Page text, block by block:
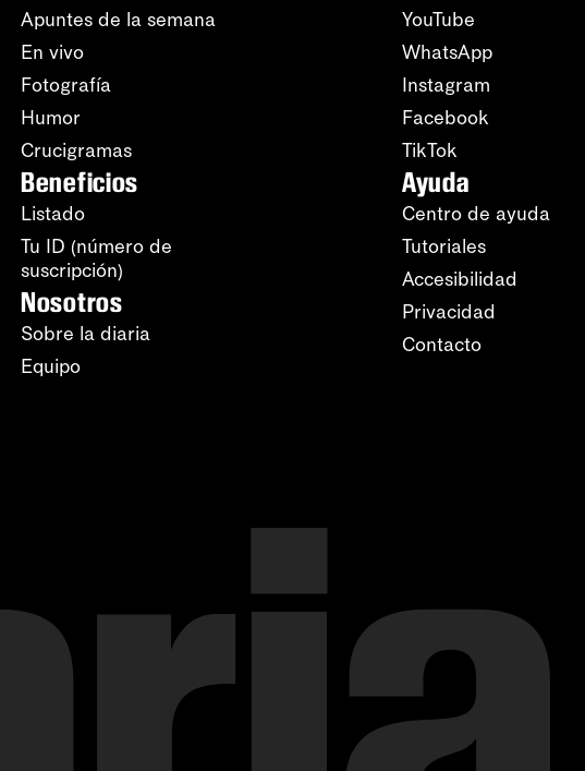
Apuntes de la semana
En vivo
Fotografía
Humor
Crucigramas
Beneficios
Listado
Tu ID (número de
suscripción)
Nosotros
Sobre la diaria
Equipo
YouTube
WhatsApp
Instagram
Facebook
TikTok
Ayuda
Centro de ayuda
Tutoriales
Accesibilidad
Privacidad
Contacto